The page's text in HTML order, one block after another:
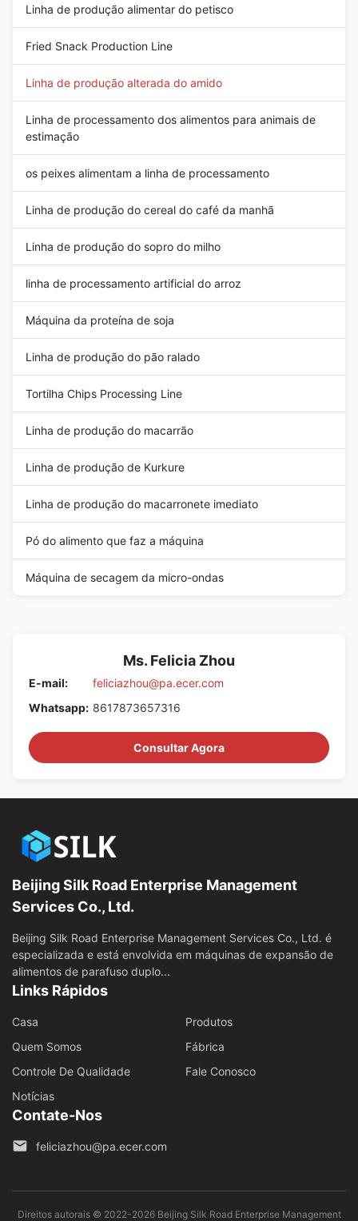
Linha de produção alimentar do petisco
Fried Snack Production Line
Linha de produção alterada do amido
Linha de processamento dos alimentos para animais de
estimação
os peixes alimentam a linha de processamento
Linha de produção do cereal do café da manhã
Linha de produção do sopro do milho
linha de processamento artificial do arroz
Máquina da proteína de soja
Linha de produção do pão ralado
Tortilha Chips Processing Line
Linha de produção do macarrão
Linha de produção de Kurkure
Linha de produção do macarronete imediato
Pó do alimento que faz a máquina
Máquina de secagem da micro-ondas
Ms. Felicia Zhou
E-mail:
feliciazhou@pa.ecer.com
Whatsapp: 8617873657316
Consultar Agora
Beijing Silk Road Enterprise Management
Services Co., Ltd.
Beijing Silk Road Enterprise Management Services Co., Ltd. é
especializada e está envolvida em máquinas de expansão de
alimentos de parafuso duplo...
Links Rápidos
Casa
Produtos
Quem Somos
Fábrica
Controle De Qualidade
Fale Conosco
Notícias
Contate-Nos
feliciazhou@pa.ecer.com
Direitos autorais © 2022-2026 Beijing Silk Road Enterprise Management